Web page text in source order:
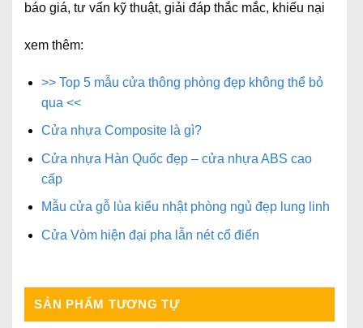
báo giá, tư vấn kỹ thuật, giải đáp thắc mắc, khiếu nại
xem thêm:
>> Top 5 mẫu cửa thông phòng đẹp không thể bỏ
qua <<
Cửa nhựa Composite là gì?
Cửa nhựa Hàn Quốc đẹp – cửa nhựa ABS cao
cấp
Mẫu cửa gỗ lùa kiểu nhật phòng ngủ đẹp lung linh
Cửa Vòm hiện đại pha lẫn nét cổ điển
SẢN PHẨM TƯƠNG TỰ